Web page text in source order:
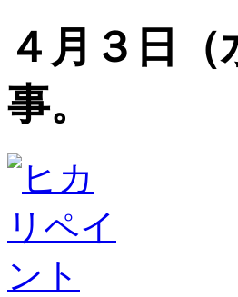
４月３日
事。